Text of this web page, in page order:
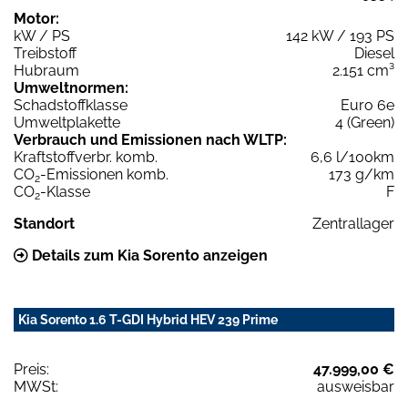
Motor:
kW / PS
142 kW / 193 PS
Treibstoff
Diesel
Hubraum
2.151 cm³
Umweltnormen:
Schadstoffklasse
Euro 6e
Umweltplakette
4 (Green)
Verbrauch und Emissionen nach WLTP:
Kraftstoffverbr. komb.
6,6 l/100km
CO2-Emissionen komb.
173 g/km
CO2-Klasse
F
Standort
Zentrallager
Details zum Kia Sorento anzeigen
Kia Sorento 1.6 T-GDI Hybrid HEV 239 Prime
Preis:
47.999,00 €
MWSt:
ausweisbar